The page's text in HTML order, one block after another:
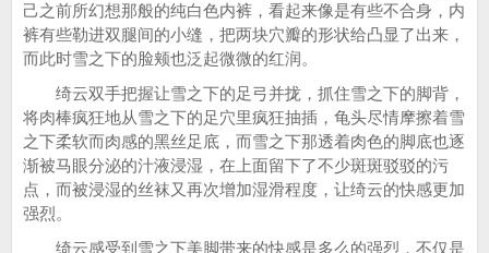
己之前所幻想那般的纯白色内裤，看起来像是有些不合身，内
裤有些勒进双腿间的小缝，把两块穴瓣的形状给凸显了出来，
而此时雪之下的脸颊也泛起微微的红润。
绮云双手把握让雪之下的足弓并拢，抓住雪之下的脚背，
将肉棒疯狂地从雪之下的足穴里疯狂抽插，龟头尽情摩擦着雪
之下柔软而肉感的黑丝足底，而雪之下那透着肉色的脚底也逐
渐被马眼分泌的汁液浸湿，在上面留下了不少斑斑驳驳的污
点，而被浸湿的丝袜又再次增加湿滑程度，让绮云的快感更加
强烈。
绮云感受到雪之下美脚带来的快感是多么的强烈，不仅是